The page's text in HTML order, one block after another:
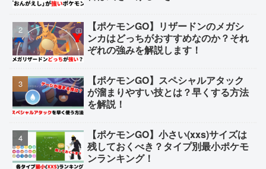
【ポケモンGO】リザードンのメガシ
ンカはどっちがおすすめなのか？それ
ぞれの強みを解説します！
【ポケモンGO】スペシャルアタック
が溜まりやすい技とは？早くする方法
を解説！
【ポケモンGO】小さい(xxs)サイズは
残しておくべき？タイプ別最小ポケモ
ンランキング！